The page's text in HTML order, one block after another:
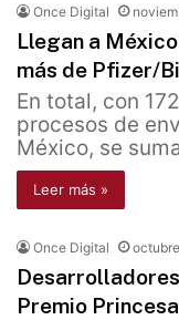
Once Digital
Llegan a
más de Pfizer/
En total, con
procesos de
México, se
Leer más »
Once Digital
Premio